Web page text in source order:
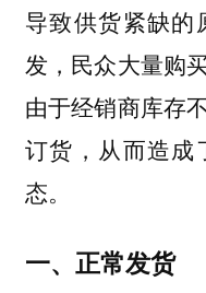
导致供货紧缺的
发，民众大量购
由于经销商库存
订货，从而造成
态。
一、正常发货